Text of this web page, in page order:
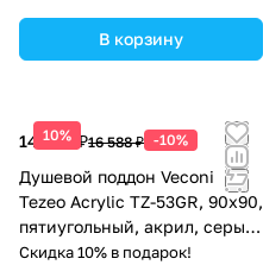
В корзину
10%
14 929 ₽16 588 ₽ -10%
Душевой поддон Veconi
Tezeo Acrylic TZ-53GR, 90х90,
пятиугольный, акрил, серый
матовый
Скидка 10% в подарок!